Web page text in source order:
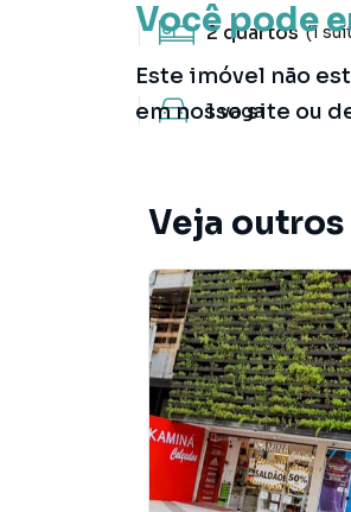
Você pode
Este imóvel não
em nosso site ou
2 quartos (1
1vaga
Veja